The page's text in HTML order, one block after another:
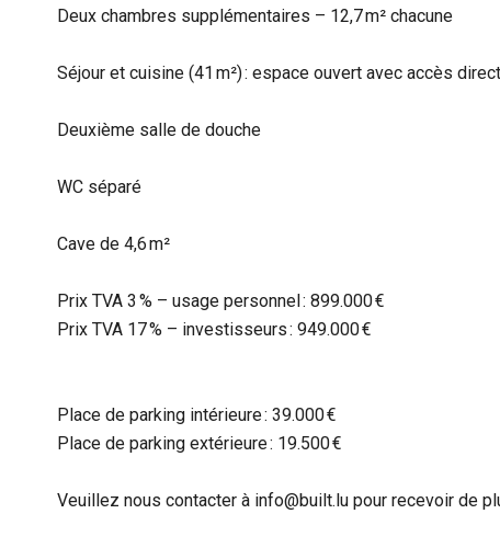
Deux chambres supplémentaires – 12,7 m² chacune
Séjour et cuisine (41 m²) : espace ouvert avec accès
Deuxième salle de douche
WC séparé
Cave de 4,6 m²
Prix TVA 3 % – usage personnel : 899.000 €
Prix TVA 17 % – investisseurs : 949.000 €
Place de parking intérieure : 39.000 €
Place de parking extérieure : 19.500 €
Veuillez nous contacter à info@built.lu pour recevoir de